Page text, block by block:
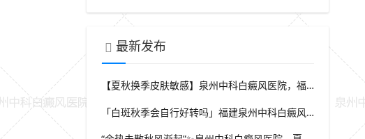
最新发布
【夏秋换季皮肤敏感】泉州中科白癜风医院，福建本地白斑朋友，做好日常护理很关键
「白斑秋季会自行好转吗」福建泉州中科白癜风医院，提醒广大患者切勿抱有侥幸心理